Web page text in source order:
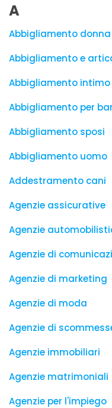
A
Abbigliamento donna
Abbigliamento e
Abbigliamento intimo
Abbigliamento per
Abbigliamento sposi
Abbigliamento uomo
Addestramento cani
Agenzie assicurative
Agenzie
Agenzie di
Agenzie di marketing
Agenzie di moda
Agenzie di
Agenzie immobiliari
Agenzie matrimoniali
Agenzie per l'impiego